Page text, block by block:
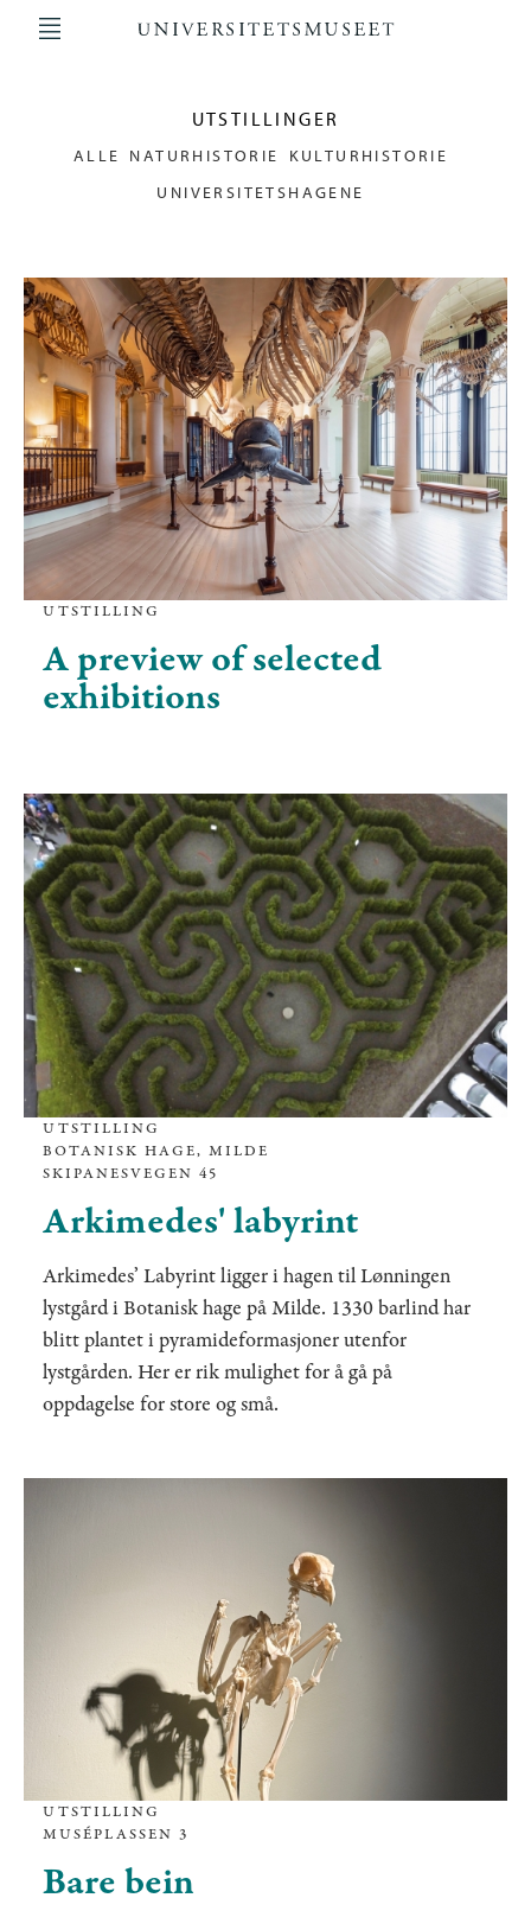
hovedinnhold
UTSTILLINGER
ALLE NATURHISTORIE
KULTURHISTORIE
UNIVERSITETSHAGENE
UTSTILLING
A preview of selected
exhibitions
UTSTILLING
BOTANISK HAGE, MILDE
SKIPANESVEGEN 45
Arkimedes' labyrint
Arkimedes’ Labyrint ligger i hagen til Lønningen
lystgård i Botanisk hage på Milde. 1330 barlind har
blitt plantet i pyramideformasjoner utenfor
lystgården. Her er rik mulighet for å gå på
oppdagelse for store og små.
UTSTILLING
MUSÉPLASSEN 3
Bare bein